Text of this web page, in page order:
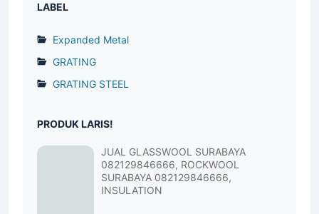
LABEL
Expanded Metal
GRATING
GRATING STEEL
PRODUK LARIS!
JUAL GLASSWOOL SURABAYA
082129846666, ROCKWOOL
SURABAYA 082129846666,
INSULATION